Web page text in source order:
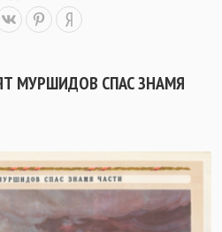
МУРШИДОВ СПАС ЗНАМЯ